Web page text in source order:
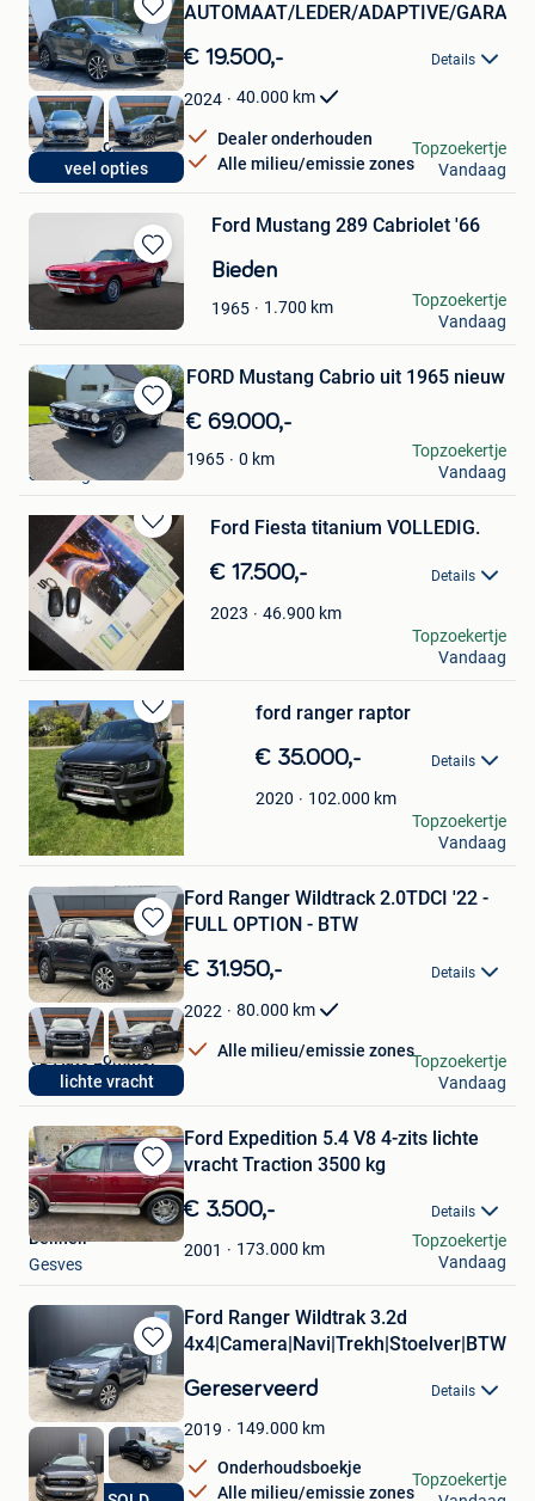
Bewaren
in
Mijn
Favorieten
veel opties
AUTOMAAT/LEDER/ADAPTIVE/
€ 19.500,- Details
2024 40.000 km
Dealer onderhouden
Alle milieu/emissie zones
VD Auto Lommel
Lommel
Topzoekertje
Vandaag
Bewaren
in
Favorieten
Ford Mustang 289 Cabriolet '66
Bieden
1965 1.700 km
Sandro Spateri
La Louviere
Topzoekertje
Vandaag
Bewaren
in
Mijn
Favorieten
FORD Mustang Cabrio uit 1965 nieuw
€ 69.000,-
1965 0 km
YVES NOEL
Soumagne
Topzoekertje
Vandaag
Bewaren
in
Mijn
Favorieten
Ford Fiesta titanium VOLLEDIG.
€ 17.500,- Details
2023 46.900 km
bikenico
Namur
Topzoekertje
Vandaag
Bewaren
in
Mijn
Favorieten
ford ranger raptor
€ 35.000,- Details
2020 102.000 km
Verkoop Eindhoven
Oud-Turnhout
Topzoekertje
Vandaag
Bewaren
in
Mijn
Favorieten
lichte vracht
Ford Ranger Wildtrack 2.0TDCI '22 -
FULL OPTION - BTW
€ 31.950,- Details
2022 80.000 km
Alle milieu/emissie zones
VD Auto Lommel
Lommel
Topzoekertje
Vandaag
Bewaren
in
Mijn
Favorieten
Ford Expedition 5.4 V8 4-zits lichte
vracht Traction 3500 kg
€ 3.500,- Details
2001 173.000 km
Bellheli
Gesves
Topzoekertje
Vandaag
Bewaren
in
Mijn
Favorieten
Ford Ranger Wildtrak 3.2d
4x4|Camera|Navi|Trekh|Stoelver|BTW
Gereserveerd Details
2019 149.000 km
Onderhoudsboekje
Alle milieu/emissie zones
pro-vans
Topzoekertje